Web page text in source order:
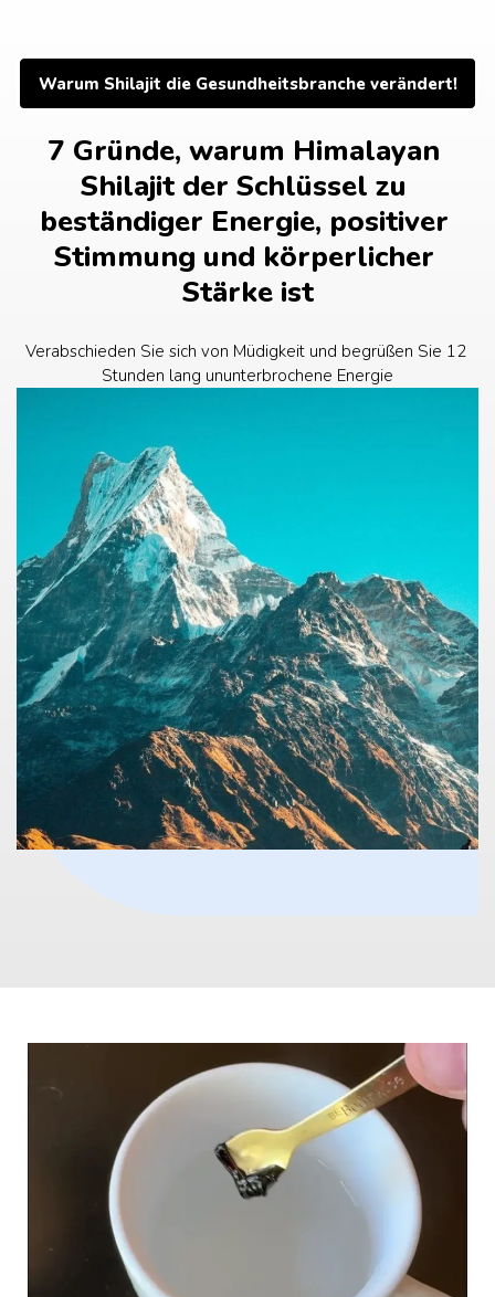
Warum Shilajit die Gesundheitsbranche verändert!
7 Gründe, warum Himalayan
Shilajit der Schlüssel zu
beständiger Energie, positiver
Stimmung und körperlicher
Stärke ist
Verabschieden Sie sich von Müdigkeit und begrüßen Sie 12
Stunden lang ununterbrochene Energie